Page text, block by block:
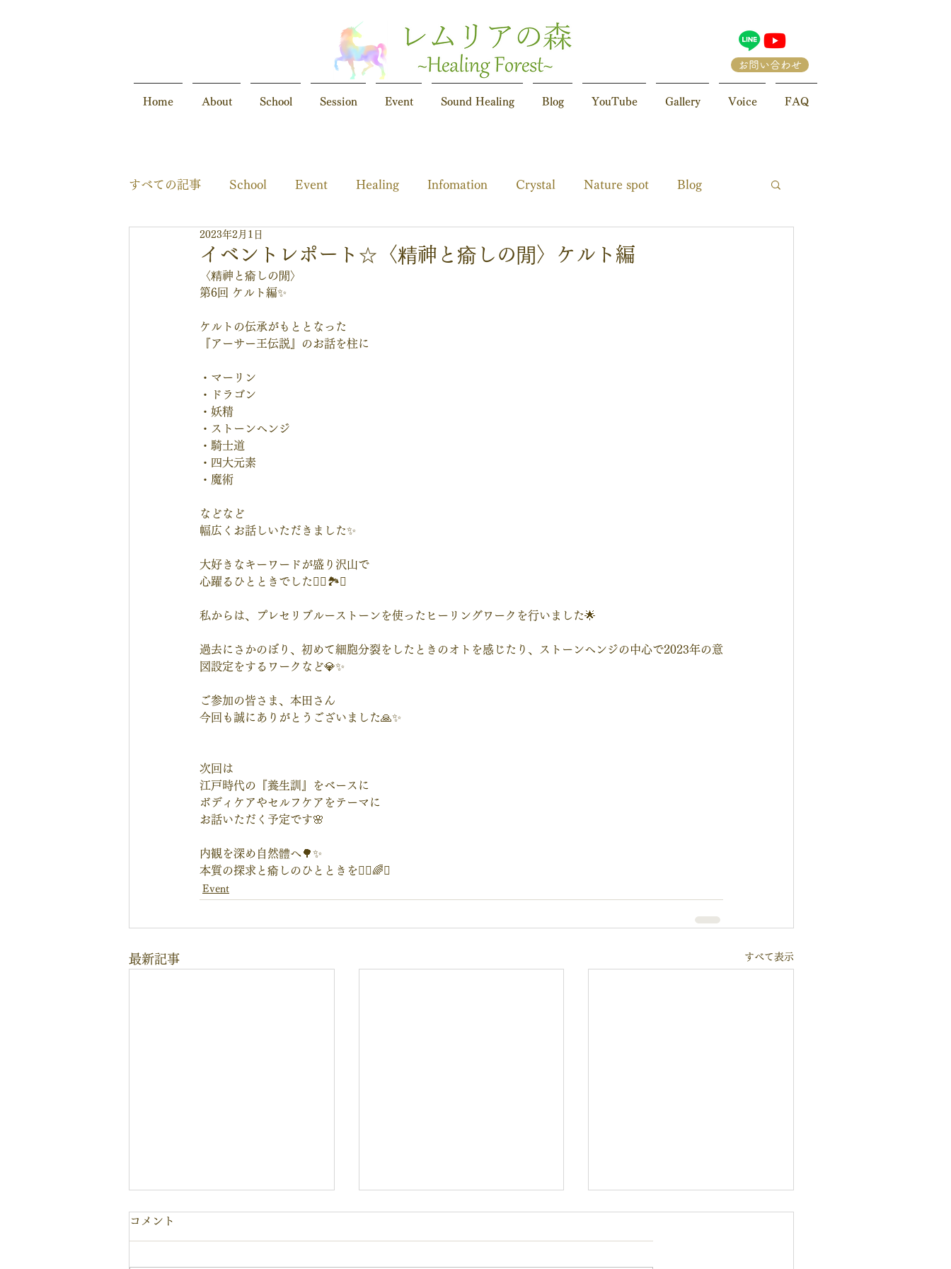
お問い合わせ
Home About School Session Event Sound Healing Blog YouTube Gallery Voice FAQ
すべての記事 School Event Healing Infomation Crystal Nature spot Blog
SelfCare
イベントレポート☆〈精神と瘉しの閒〉ケルト編
2023年2月1日
〈精神と瘉しの閒〉
第6回 ケルト編✨
ケルトの伝承がもととなった
『アーサー王伝説』のお話を柱に
・マーリン
・ドラゴン
・妖精
・ストーンヘンジ
・騎士道
・四大元素
・魔術
などなど
幅広くお話しいただきました✨
大好きなキーワードが盛り沢山で
心躍るひとときでした🧚‍♀️🏞️✨
私からは、プレセリブルーストーンを使ったヒーリングワークを行いました🌟
過去にさかのぼり、初めて細胞分裂をしたときのオトを感じたり、ストーンヘンジの中心で2023年の意
図設定をするワークなど💎✨
ご参加の皆さま、本田さん
今回も誠にありがとうございました🙏✨
次回は
江戸時代の『養生訓』をベースに
ボディケアやセルフケアをテーマに
お話いただく予定です🌸
内観を深め自然體へ🌳✨
本質の探求と瘉しのひとときを🧚‍♀️🌈✨
Event
最新記事 すべて表示
コメント